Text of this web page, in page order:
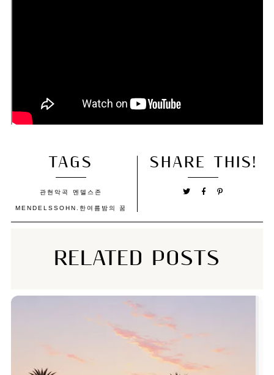
SHARE THIS!
TAGS
관현악곡 멘델스존
MENDELSSOHN.한여름밤의 꿈
RELATED POSTS